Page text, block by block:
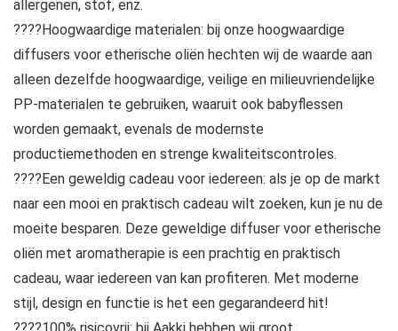
allergenen, stof, enz.
????Hoogwaardige materialen: bij onze hoogwaardige
diffusers voor etherische oliën hechten wij de waarde aan
alleen dezelfde hoogwaardige, veilige en milieuvriendelijke
PP-materialen te gebruiken, waaruit ook babyflessen
worden gemaakt, evenals de modernste
productiemethoden en strenge kwaliteitscontroles.
????Een geweldig cadeau voor iedereen: als je op de markt
naar een mooi en praktisch cadeau wilt zoeken, kun je nu de
moeite besparen. Deze geweldige diffuser voor etherische
oliën met aromatherapie is een prachtig en praktisch
cadeau, waar iedereen van kan profiteren. Met moderne
stijl, design en functie is het een gegarandeerd hit!